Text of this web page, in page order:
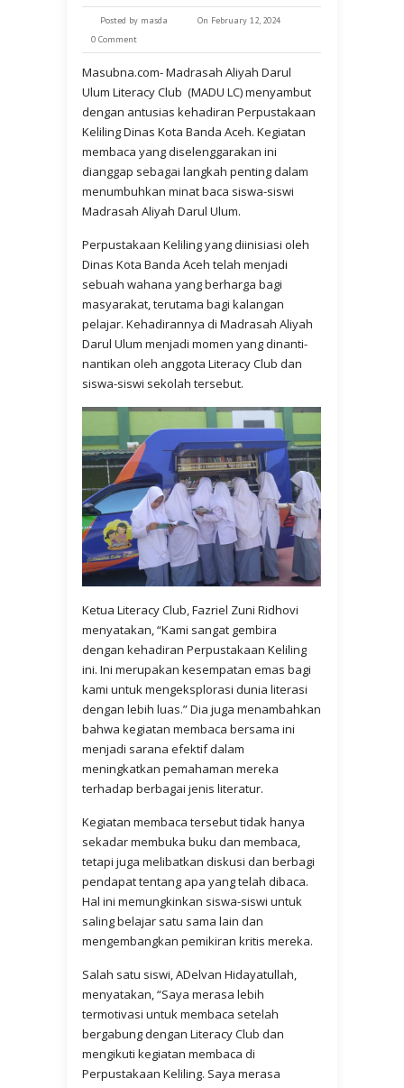
Posted by masda
On February 12, 2024
0 Comment
Masubna.com- Madrasah Aliyah Darul
Ulum Literacy Club (MADU LC) menyambut
dengan antusias kehadiran Perpustakaan
Keliling Dinas Kota Banda Aceh. Kegiatan
membaca yang diselenggarakan ini
dianggap sebagai langkah penting dalam
menumbuhkan minat baca siswa-siswi
Madrasah Aliyah Darul Ulum.
Perpustakaan Keliling yang diinisiasi oleh
Dinas Kota Banda Aceh telah menjadi
sebuah wahana yang berharga bagi
masyarakat, terutama bagi kalangan
pelajar. Kehadirannya di Madrasah Aliyah
Darul Ulum menjadi momen yang dinanti-
nantikan oleh anggota Literacy Club dan
siswa-siswi sekolah tersebut.
Ketua Literacy Club, Fazriel Zuni Ridhovi
menyatakan, “Kami sangat gembira
dengan kehadiran Perpustakaan Keliling
ini. Ini merupakan kesempatan emas bagi
kami untuk mengeksplorasi dunia literasi
dengan lebih luas.” Dia juga menambahkan
bahwa kegiatan membaca bersama ini
menjadi sarana efektif dalam
meningkatkan pemahaman mereka
terhadap berbagai jenis literatur.
Kegiatan membaca tersebut tidak hanya
sekadar membuka buku dan membaca,
tetapi juga melibatkan diskusi dan berbagi
pendapat tentang apa yang telah dibaca.
Hal ini memungkinkan siswa-siswi untuk
saling belajar satu sama lain dan
mengembangkan pemikiran kritis mereka.
Salah satu siswi, ADelvan Hidayatullah,
menyatakan, “Saya merasa lebih
termotivasi untuk membaca setelah
bergabung dengan Literacy Club dan
mengikuti kegiatan membaca di
Perpustakaan Keliling. Saya merasa